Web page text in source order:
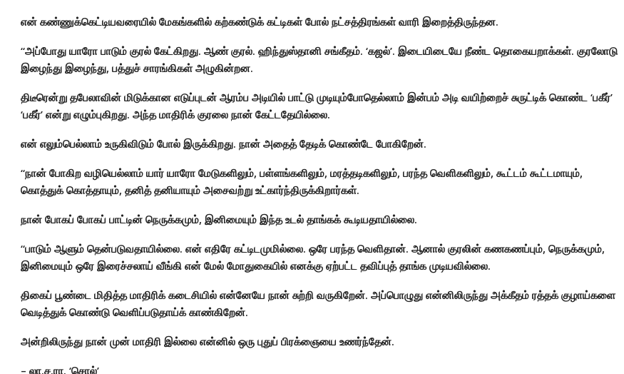
என் கண்ணுக்கெட்டியவரையில் மேகங்களில் கற்கண்டுக் கட்டிகள் போல் நட்சத்திரங்கள் வாரி இறைத்திருந்தன.
“அப்போது யாரோ பாடும் குரல் கேட்கிறது. ஆண் குரல். ஹிந்துஸ்தானி சங்கீதம். ‘கஜல்’. இடையிடையே நீண்ட தொகையறாக்கள். குரலோடு
இழைந்து இழைந்து, பத்துச் சாரங்கிகள் அழுகின்றன.
திடீரென்று தபேலாவின் மிடுக்கான எடுப்புடன் ஆரம்ப அடியில் பாட்டு முடியும்போதெல்லாம் இன்பம் அடி வயிற்றைச் சுருட்டிக் கொண்ட ‘பகீர்’
‘பகீர்’ என்று எழும்புகிறது. அந்த மாதிரிக் குரலை நான் கேட்டதேயில்லை.
என் எலும்பெல்லாம் உருகிவிடும் போல் இருக்கிறது. நான் அதைத் தேடிக் கொண்டே போகிறேன்.
“நான் போகிற வழியெல்லாம் யார் யாரோ மேடுகளிலும், பள்ளங்களிலும், மரத்தடிகளிலும், பரந்த வெளிகளிலும், கூட்டம் கூட்டமாயும்,
கொத்துக் கொத்தாயும், தனித் தனியாயும் அசைவற்று உட்கார்ந்திருக்கிறார்கள்.
நான் போகப் போகப் பாட்டின் நெருக்கமும், இனிமையும் இந்த உடல் தாங்கக் கூடியதாயில்லை.
“பாடும் ஆளும் தென்படுவதாயில்லை. என் எதிரே கட்டிடமுமில்லை. ஒரே பரந்த வெளிதான். ஆனால் குரலின் கணகணப்பும், நெருக்கமும்,
இனிமையும் ஒரே இரைச்சலாய் வீங்கி என் மேல் மோதுகையில் எனக்கு ஏற்பட்ட தவிப்புத் தாங்க முடியவில்லை.
திகைப் பூண்டை மிதித்த மாதிரிக் கடைசியில் என்னேயே நான் சுற்றி வருகிறேன். அப்பொழுது என்னிலிருந்து அக்கீதம் ரத்தக் குழாய்களை
வெடித்துக் கொண்டு வெளிப்படுதாய்க் காண்கிறேன்.
அன்றிலிருந்து நான் முன் மாதிரி இல்லை என்னில் ஒரு புதுப் பிரக்ஞையை உணர்ந்தேன்.
– லா.ச.ரா. ‘சொல்’